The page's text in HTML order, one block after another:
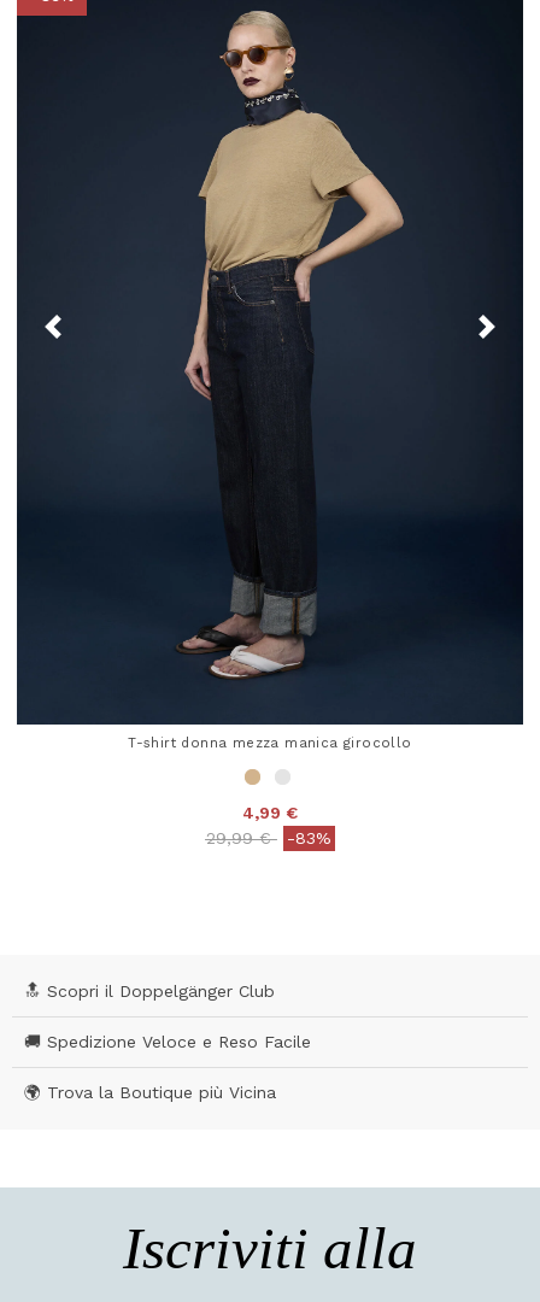
T-shirt donna mezza manica girocollo
4,99 €
Price reduced from
29,99 €to-83%
🔝 Scopri il Doppelgänger Club
🚚 Spedizione Veloce e Reso Facile
🌍 Trova la Boutique più Vicina
Iscriviti alla